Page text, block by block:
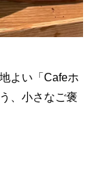
よい「Cafeホ
、小さなご褒